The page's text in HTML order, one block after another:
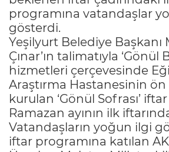
programına vatandaşlar
gösterdi.
Yeşilyurt Belediye Başkanı
Çınar’ın talimatıyla ‘Gönül
hizmetleri çerçevesinde
Araştırma Hastanesinin ön
kurulan ‘Gönül Sofrası’ iftar
Ramazan ayının ilk
Vatandaşların yoğun ilgi
iftar programına katılan